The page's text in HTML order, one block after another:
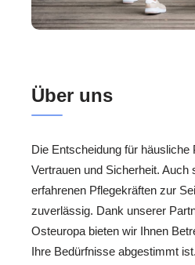
Über uns
Die Entscheidung für häusliche
Vertrauen und Sicherheit. Auch
erfahrenen Pflegekräften zur
zuverlässig. Dank unserer
Osteuropa bieten wir Ihnen
Ihre Bedürfnisse abgestimmt ist.